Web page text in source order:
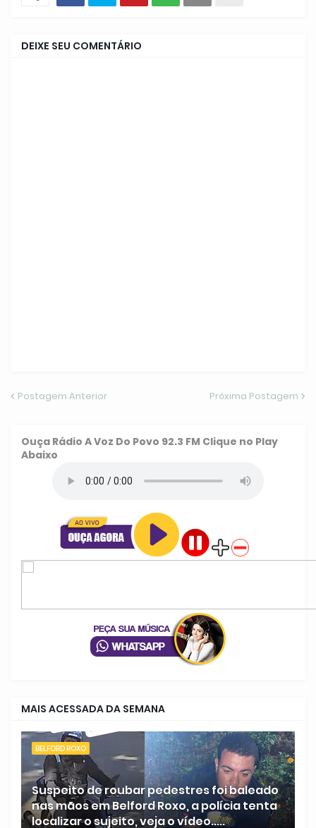
DEIXE SEU COMENTÁRIO
Postagem Anterior Próxima Postagem
Ouça Rádio A Voz Do Povo 92.3 FM Clique no Play
Abaixo
MAIS ACESSADA DA SEMANA
BELFORD ROXO
Suspeito de roubar pedestres foi baleado
nas mãos em Belford Roxo, a polícia tenta
localizar o sujeito, veja o vídeo.....